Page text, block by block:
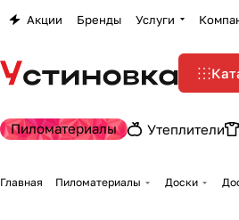
Акции Бренды Услуги
Пиломатериалы Утеплители
Главная Пиломатериалы Доски